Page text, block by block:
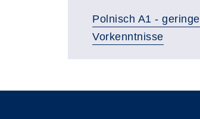
Polnisch A1 - geringe
Vorkenntnisse